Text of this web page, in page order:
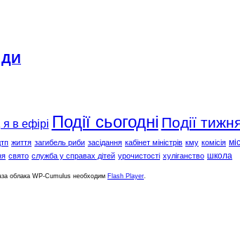
в ефірі Події сьогодні Події
життя загибель риби засідання кабінет міністрів кму комісія
свято служба у справах дітей урочистості хуліганство школа
облака WP-Cumulus необходим Flash Player